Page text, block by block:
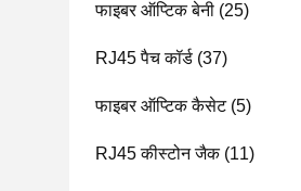
फाइबर ऑप्टिक बेनी (25)
RJ45 पैच कॉर्ड (37)
फाइबर ऑप्टिक कैसेट(5)
RJ45 कीस्टोन जैक(11)